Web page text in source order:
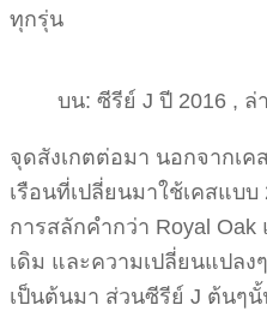
ทุกรุ่น
บน: ซีรีย์ J ปี 2016 , ล่
จุดสังเกตต่อมา นอกจากเค
เรือนที่เปลี่ยนมาใช้เคสแบ
การสลักคำกว่า Royal
เดิม และความเปลี่ยนแปลง
เป็นต้นมา ส่วนซีรีย์ J ต้นๆนั้